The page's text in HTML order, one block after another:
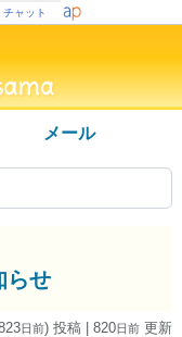
チャット
メール
らせ
日前) 投稿 | 820日前 更新